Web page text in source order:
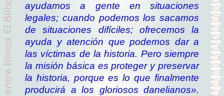
ayudamos a gente en situaciones
legales; cuando podemos los sacamos
de situaciones difíciles; ofrecemos la
ayuda y atención que podemos dar a
las víctimas de la historia. Pero siempre
la misión básica es proteger y preservar
la historia, porque es lo que finalmente
producirá a los gloriosos danelianos».